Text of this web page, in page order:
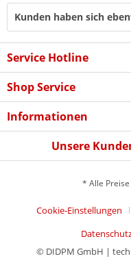
Kunden haben sich
Service Hotline
Shop Service
Informationen
Unsere
* Alle
Cookie-Einstellungen
© DIDPM GmbH |